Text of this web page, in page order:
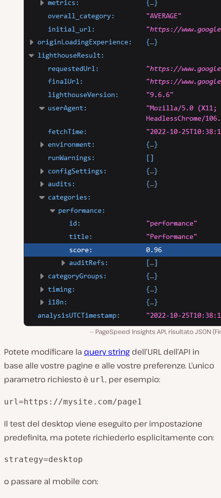
PageSpeed Insights API, risultato JSON
Potete modificare la query string dell’URL dell’API in
base alle vostre pagine e alle vostre preferenze. L’unico
parametro richiesto è url, per esempio:
url=https://mysite.com/page1
Il test del desktop viene eseguito per impostazione
predefinita, ma potete richiederlo esplicitamente con:
strategy=desktop
o passare al mobile con: